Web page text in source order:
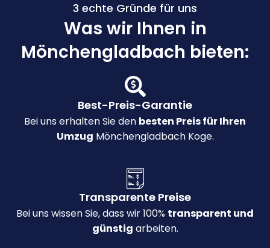
3 echte Gründe für uns
Was wir Ihnen in
Mönchengladbach bieten:
Best-Preis-Garantie
Bei uns erhalten Sie den besten Preis für Ihren
Umzug Mönchengladbach Koge.
Transparente Preise
Bei uns wissen Sie, dass wir 100% transparent und
günstig arbeiten.